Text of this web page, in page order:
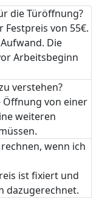
die Türöffnung?
von 55€.
Die
Arbeitsbeginn
verstehen?
von einer
weiteren
wenn ich
ist fixiert und
dazugerechnet.